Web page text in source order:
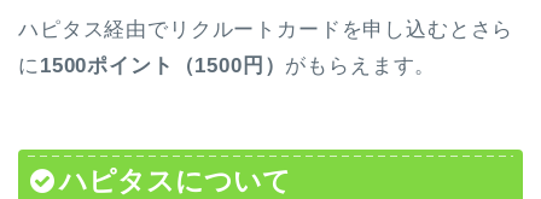
ハピタス経由でリクルートカードを申し込むとさら
に 1500ポイント（1500円） がもらえます。
ハピタスについて